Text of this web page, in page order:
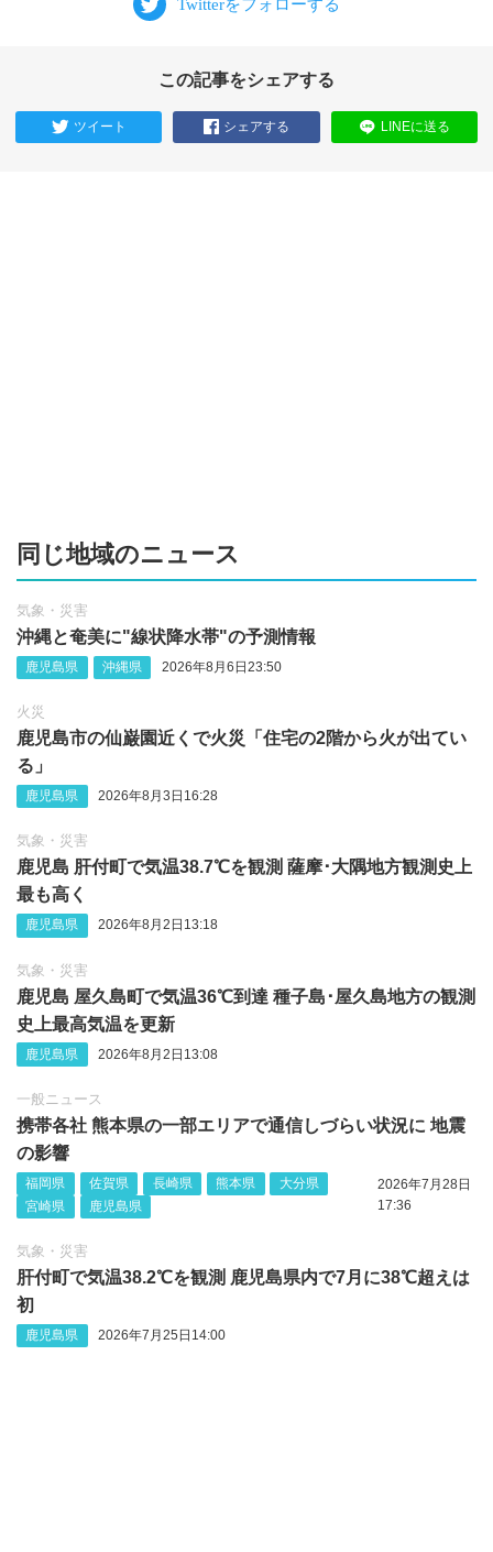
この記事をシェアする
ツイート シェアする LINEに送る
同じ地域のニュース
気象・災害
沖縄‪と奄美に"線状降水帯"の予測情報
鹿児島県 沖縄県 2026年8月6日23:50
火災
鹿児島市の仙巌園近くで火災「住宅の2階から火が出てい
る」
鹿児島県 2026年8月3日16:28
気象・災害
鹿児島 肝付町で気温38.7℃を観測 薩摩･大隅地方観測史上
最も高く
鹿児島県 2026年8月2日13:18
気象・災害
鹿児島 屋久島町で気温36℃到達 種子島･屋久島地方の観測
史上最高気温を更新
鹿児島県 2026年8月2日13:08
一般ニュース
携帯各社 熊本県の一部エリアで通信しづらい状況に 地震
の影響
福岡県 佐賀県 長崎県 熊本県
大分県
宮崎県
鹿児島県
2026年7月28日
17:36
気象・災害
肝付町で気温38.2℃を観測 鹿児島県内で7月に38℃超えは
初
鹿児島県 2026年7月25日14:00